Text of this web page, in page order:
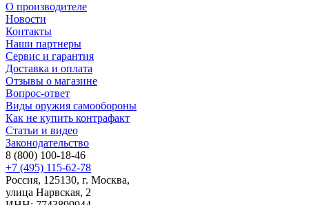
О производителе
Новости
Контакты
Наши партнеры
Сервис и гарантия
Доставка и оплата
Отзывы о магазине
Вопрос-ответ
Виды оружия самообороны
Как не купить контрафакт
Статьи и видео
Законодательство
8 (800) 100-18-46
+7 (495) 115-62-78
Россия, 125130, г. Москва,
улица Нарвская, 2